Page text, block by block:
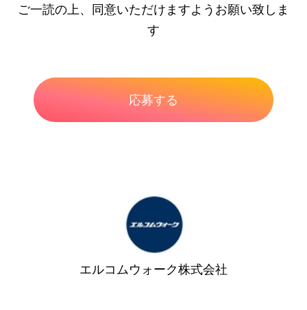
ご一読の上、同意いただけますようお願い致しま
す
エルコムウォーク株式会社